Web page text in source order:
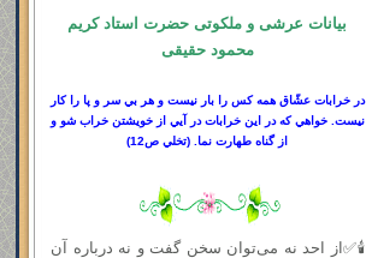
بیانات عرشی و ملکوتی حضرت استاد کریم
محمود حقیقی
در خرابات عشّاق همه كس را بار نيست و هر بي سر و پا را كار
نيست. خواهي كه در اين خرابات در آيي از خويشتن خراب شو و
از گناه طهارت نما.
(تخلي ص12)
🕯✅از احد نه می‌توان سخن گفت و نه درباره آن